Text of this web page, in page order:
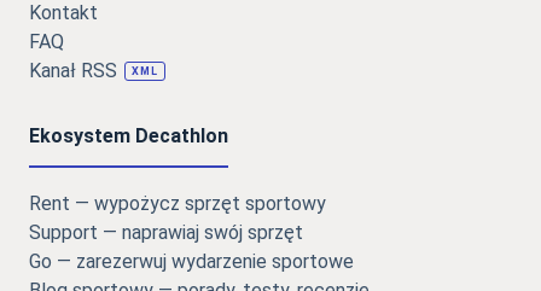
Kontakt
FAQ
Kanał RSS
XML
Ekosystem Decathlon
Rent — wypożycz sprzęt sportowy
Support — naprawiaj swój sprzęt
Go — zarezerwuj wydarzenie sportowe